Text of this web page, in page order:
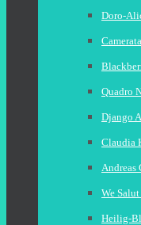
Doro-
Quadro
Django
Claudia
Andreas
We
Heilig-